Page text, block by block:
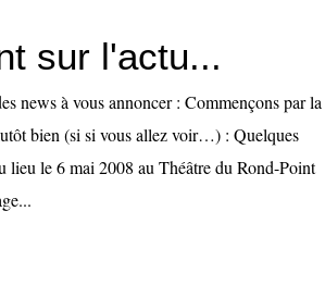
sur l'actu...
news à vous annoncer : Commençons par la
bien (si si vous allez voir…) : Quelques
lieu le 6 mai 2008 au Théâtre du Rond-Point